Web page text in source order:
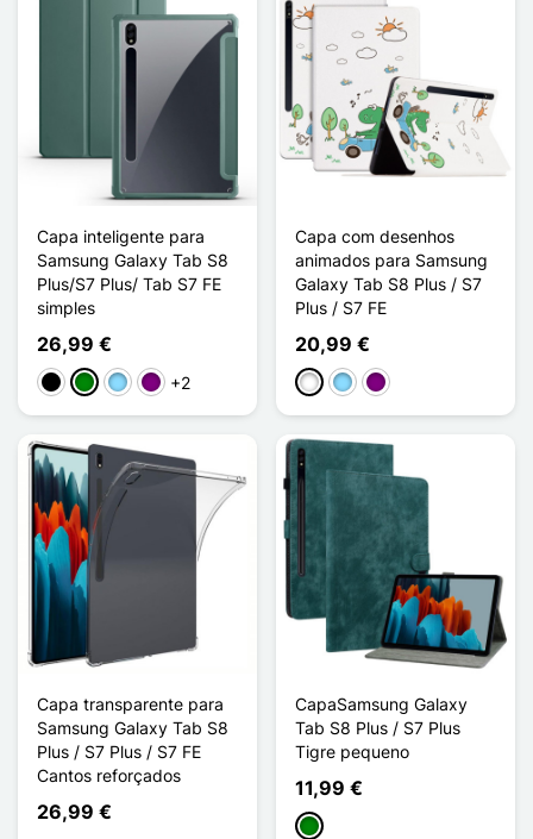
Capa inteligente para
Samsung Galaxy Tab S8
Plus/S7 Plus/ Tab S7 FE
simples
26,99 €
PretoVerdeAzul Claro
Púrpura
+2
Capa com desenhos
animados para Samsung
Galaxy Tab S8 Plus / S7
Plus / S7 FE
20,99 €
BrancoAzul Claro
Púrpura
Capa transparente para
Samsung Galaxy Tab S8
Plus / S7 Plus / S7 FE
Cantos reforçados
26,99 €
CapaSamsung Galaxy
Tab S8 Plus / S7 Plus
Tigre pequeno
11,99 €
Verde